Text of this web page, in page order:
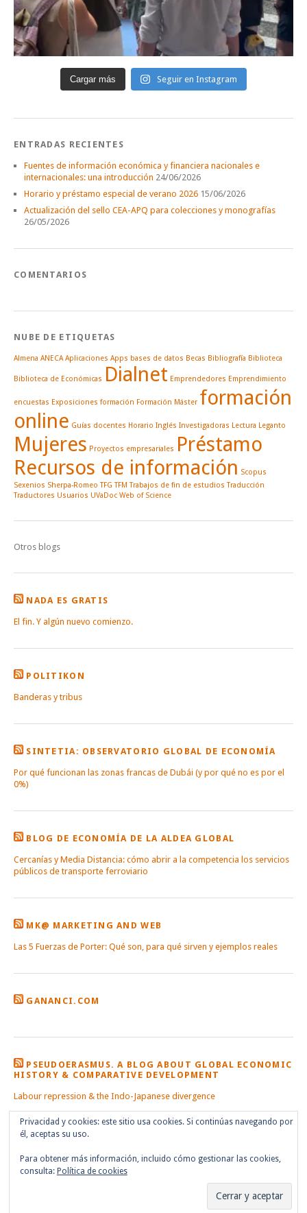
Cargar más Seguir en Instagram
ENTRADAS RECIENTES
Fuentes de información económica y financiera nacionales e
internacionales: una introducción 24/06/2026
Horario y préstamo especial de verano 2026 15/06/2026
Actualización del sello CEA-APQ para colecciones y monografías
26/05/2026
COMENTARIOS
NUBE DE ETIQUETAS
Almena ANECA Aplicaciones Apps bases de datos Becas Bibliografía Biblioteca
Biblioteca de Económicas Dialnet Emprendedores Emprendimiento
encuestas Exposiciones formación Formación Máster formación
online Guías docentes Horario Inglés Investigadoras Lectura Leganto
Mujeres Proyectos empresariales Préstamo
Recursos de información Scopus
Sexenios Sherpa-Romeo TFG TFM Trabajos de fin de estudios Traducción
Traductores Usuarios UVaDoc Web of Science
Otros blogs
NADA ES GRATIS
El fin. Y algún nuevo comienzo.
POLITIKON
Banderas y tribus
SINTETIA: OBSERVATORIO GLOBAL DE ECONOMÍA
Por qué funcionan las zonas francas de Dubái (y por qué no es por el
0%)
BLOG DE ECONOMÍA DE LA ALDEA GLOBAL
Cercanías y Media Distancia: cómo abrir a la competencia los servicios
públicos de transporte ferroviario
MK@ MARKETING AND WEB
Las 5 Fuerzas de Porter: Qué son, para qué sirven y ejemplos reales
GANANCI.COM
PSEUDOERASMUS. A BLOG ABOUT GLOBAL ECONOMIC
HISTORY & COMPARATIVE DEVELOPMENT
Labour repression & the Indo-Japanese divergence
Privacidad y cookies: este sitio usa cookies. Si continúas navegando por
él, aceptas su uso.
Para obtener más información, incluido cómo gestionar las cookies,
consulta: Política de cookies